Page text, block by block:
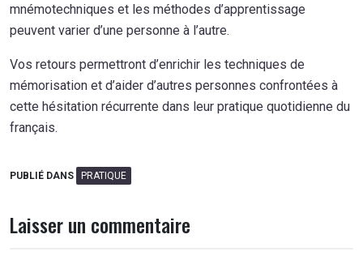
mnémotechniques et les méthodes d’apprentissage
peuvent varier d’une personne à l’autre.
Vos retours permettront d’enrichir les techniques de
mémorisation et d’aider d’autres personnes confrontées à
cette hésitation récurrente dans leur pratique quotidienne du
français.
PUBLIÉ DANS PRATIQUE
Laisser un commentaire